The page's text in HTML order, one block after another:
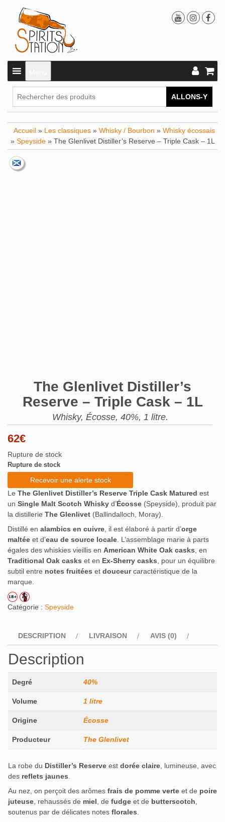
ALLONS-Y
Accueil » Les classiques » Whisky / Bourbon » Whisky écossais
» Speyside » The Glenlivet Distiller’s Reserve – Triple Cask – 1L
The Glenlivet Distiller’s
Reserve – Triple Cask – 1L
Whisky, Écosse, 40%, 1 litre.
62€
Rupture de stock
Rupture de stock
Recevoir une alerte stock
Le The Glenlivet Distiller’s Reserve Triple Cask Matured est
un Single Malt Scotch Whisky d’Écosse (Speyside), produit par
la distillerie The Glenlivet (Ballindalloch, Moray).
Distillé en alambics en cuivre , il est élaboré à partir d’orge
maltée et d’eau de source locale . L’assemblage marie à parts
égales des whiskies vieillis en American White Oak casks , en
Traditional Oak casks et en Ex-Sherry casks , pour un équilibre
subtil entre notes fruitées et douceurcaractéristique de la
marque.
Catégorie : Speyside
DESCRIPTION LIVRAISON AVIS (0)
Description
Degré 40%
Volume 1 litre
Origine Écosse
Producteur The Glenlivet
La robe du Distiller’s Reserve est dorée claire, lumineuse, avec
des reflets jaunes.
Au nez, on perçoit des arômes frais de pomme verte et de poire
juteuse, rehaussés de miel, de fudge et de butterscotch,
soutenus par de délicates notes florales.